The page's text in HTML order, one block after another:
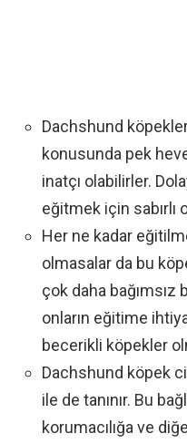
Dachshund
konusunda pek
inatçı olabilirler.
eğitmek için sabırlı
Her ne kadar
olmasalar da bu
çok daha
onların eğitime
becerikli köpekler
Dachshund köpek
ile de tanınır. Bu
korumacılığa ve